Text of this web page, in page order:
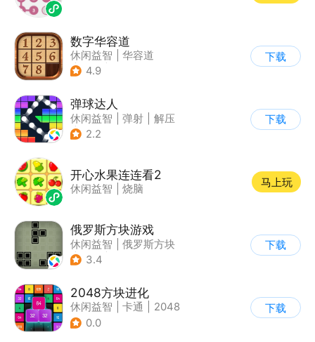
数字华容道
休闲益智
华容道
| 烧脑
4.9
下载
弹球达人
休闲益智 弹射
解压
| 卡通
2.2
下载
开心水果连连看2
休闲益智 烧脑
马上玩
俄罗斯方块游戏
休闲益智
俄罗斯方块
| 童年
3.4
下载
2048方块进化
休闲益智 卡通
2048
0.0
下载